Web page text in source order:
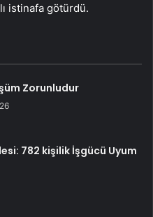
istinafa götürdü.
Zorunludur
782 kişilik İşgücü Uyum